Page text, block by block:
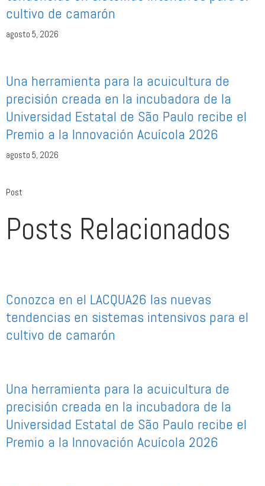
cultivo de camarón
agosto 5, 2026
Una herramienta para la acuicultura de
precisión creada en la incubadora de la
Universidad Estatal de São Paulo recibe el
Premio a la Innovación Acuícola 2026
agosto 5, 2026
Post
Posts Relacionados
Conozca en el LACQUA26 las nuevas
tendencias en sistemas intensivos para el
cultivo de camarón
Una herramienta para la acuicultura de
precisión creada en la incubadora de la
Universidad Estatal de São Paulo recibe el
Premio a la Innovación Acuícola 2026